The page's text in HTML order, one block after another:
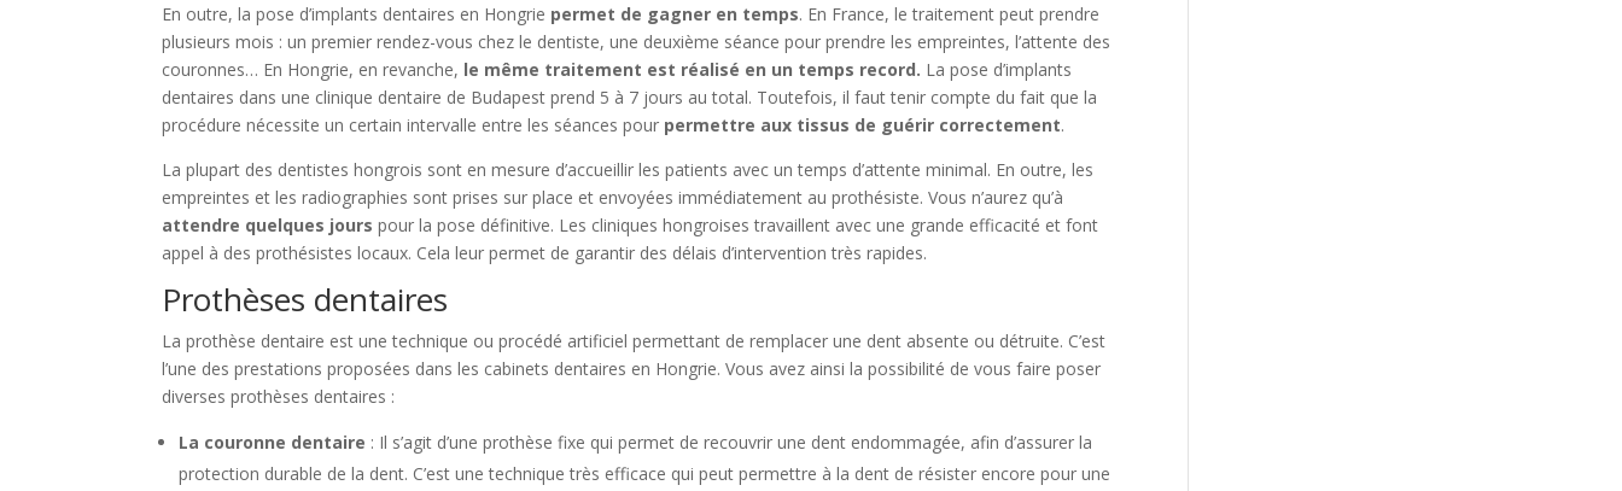
En outre, la pose d’implants dentaires en Hongrie permet de gagner en temps. En France, le traitement peut prendre
plusieurs mois : un premier rendez-vous chez le dentiste, une deuxième séance pour prendre les empreintes, l’attente des
couronnes… En Hongrie, en revanche, le même traitement est réalisé en un temps record. La pose d’implants
dentaires dans une clinique dentaire de Budapest prend 5 à 7 jours au total. Toutefois, il faut tenir compte du fait que la
procédure nécessite un certain intervalle entre les séances pour permettre aux tissus de guérir correctement.
La plupart des dentistes hongrois sont en mesure d’accueillir les patients avec un temps d’attente minimal. En outre, les
empreintes et les radiographies sont prises sur place et envoyées immédiatement au prothésiste. Vous n’aurez qu’à
attendre quelques jours pour la pose définitive. Les cliniques hongroises travaillent avec une grande efficacité et font
appel à des prothésistes locaux. Cela leur permet de garantir des délais d’intervention très rapides.
Prothèses dentaires
La prothèse dentaire est une technique ou procédé artificiel permettant de remplacer une dent absente ou détruite. C’est
l’une des prestations proposées dans les cabinets dentaires en Hongrie. Vous avez ainsi la possibilité de vous faire poser
diverses prothèses dentaires :
La couronne dentaire : Il s’agit d’une prothèse fixe qui permet de recouvrir une dent endommagée, afin d’assurer la
protection durable de la dent. C’est une technique très efficace qui peut permettre à la dent de résister encore pour une